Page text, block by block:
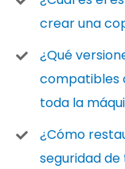
crear una
¿Qué
compatibles
toda la
¿Cómo
seguridad